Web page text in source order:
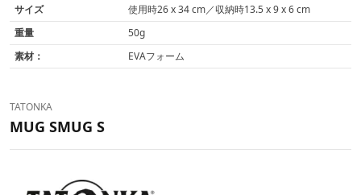
サイズ
使用時26 x 34 cm／収納時13.5 x 9 x 6 cm
重量
50g
素材：
EVAフォーム
TATONKA
MUG SMUG S